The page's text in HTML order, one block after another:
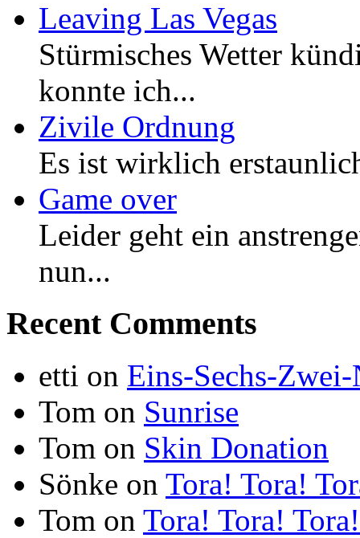
Leaving Las Vegas
Stürmisches Wetter
konnte ich...
Zivile Ordnung
Es ist wirklich
Game over
Leider geht ein
nun...
Recent Comments
etti on Eins-Sechs-Zwei-
Tom on Sunrise
Tom on Skin Donation
Sönke on Tora! Tora!
Tom on Tora! Tora! Tora!